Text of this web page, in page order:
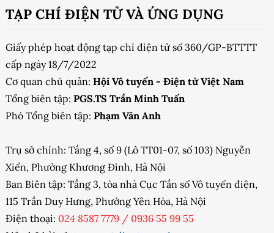
TẠP CHÍ ĐIỆN TỬ VÀ ỨNG DỤNG
Giấy phép hoạt động tạp chí điện tử số 360/GP-BTTTT
cấp ngày 18/7/2022
Cơ quan chủ quản: Hội Vô tuyến - Điện tử Việt Nam
Tổng biên tập: PGS.TS Trần Minh Tuấn
Phó Tổng biên tập: Phạm Văn Anh
Trụ sở chính: Tầng 4, số 9 (Lô TT01-07, số 103) Nguyễn
Xiển, Phường Khương Đình, Hà Nội
Ban Biên tập: Tầng 3, tòa nhà Cục Tần số Vô tuyến điện,
115 Trần Duy Hưng, Phường Yên Hòa, Hà Nội
Điện thoại: 024 8587 7779 / 0936 55 99 55